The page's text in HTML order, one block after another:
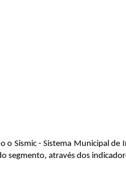
Sismic - Sistema Municipal
segmento, através dos